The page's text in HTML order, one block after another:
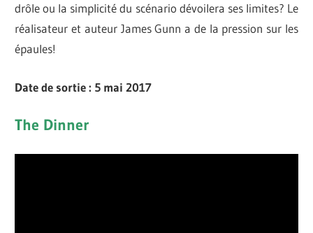
drôle ou la simplicité du scénario dévoilera ses limites? Le
réalisateur et auteur James Gunn a de la pression sur les
épaules!
Date de sortie : 5 mai 2017
The Dinner